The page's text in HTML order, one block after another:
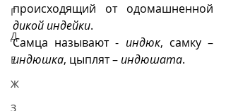
Г
Д
Е
Ж
З
дикой индейки.
Самца называют - индюк
индюшка, цыплят – индюшата.